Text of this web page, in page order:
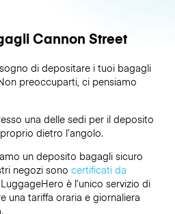
Cannon Street
di depositare i tuoi bagagli
preoccuparti, ci pensiamo
una delle sedi per il deposito
proprio dietro l’angolo.
un deposito bagagli sicuro
negozi sono certificati da
è l’unico servizio di
una tariffa oraria e giornaliera